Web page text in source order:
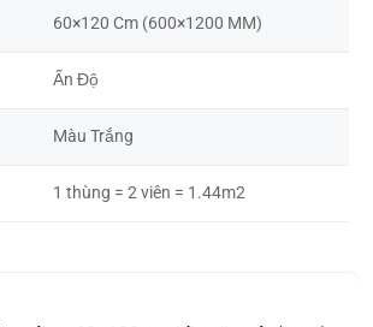
60×120 Cm (600×1200 MM)
Ấn Độ
Màu Trắng
1 thùng = 2 viên = 1.44m2